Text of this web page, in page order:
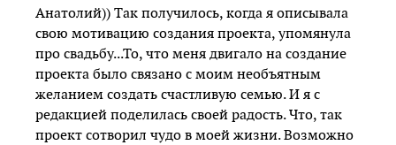
Анатолий)) Так получилось, когда я описывала
свою мотивацию создания проекта, упомянула
про свадьбу...То, что меня двигало на создание
проекта было связано с моим необъятным
желанием создать счастливую семью. И я с
редакцией поделилась своей радость. Что, так
проект сотворил чудо в моей жизни. Возможно